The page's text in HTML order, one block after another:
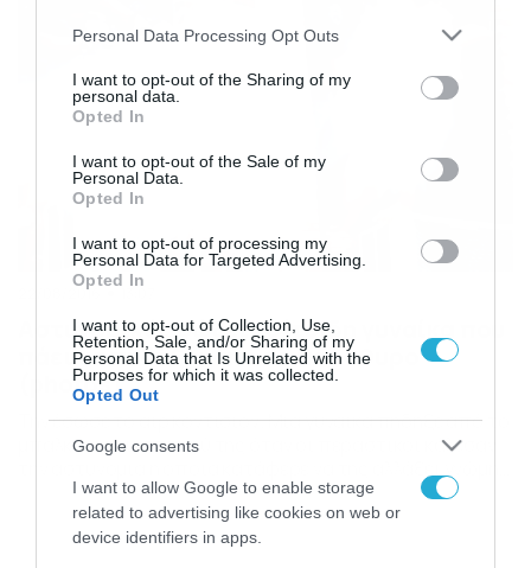
Please note that this website/app uses one or more Google
not limited to your visit or usage behaviour. You may click to
grant or deny consent to Google and its third-party tags to
use your data for below specified purposes in below Google
consent section.
Personal Data Processing Opt Outs
I want to opt-out of the Sharing of my
personal data.
Opted In
I want to opt-out of the Sale of my
Personal Data.
Opted In
I want to opt-out of processing my
Personal Data for Targeted Advertising.
Opted In
I want to opt-out of Collection, Use,
Retention, Sale, and/or Sharing of my
Personal Data that Is Unrelated with the
Purposes for which it was collected.
Opted Out
Google consents
I want to allow Google to enable storage
related to advertising like cookies on web or
device identifiers in apps.
22/08/2016
Αστυνομικός σώζει τσίτσιδη γυναίκα που
πάει να πηδήξει από το παράθυρο
(photos)
Την έσωσε το αιρ κοντίσιον. Μια γυναίκα πήδηξε από το
μπαλκόνι του σπιτιού της όταν οι περαστικοί κάλεσαν
και να μην πέσει τελικά. Η γυναίκα λέγεται ότι ούρλιαζε
στους περαστικούς όταν έπεσε και πως σώθηκε στο
παρά πέντε. PHOTO GALLERY 1/2 ‹›